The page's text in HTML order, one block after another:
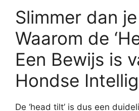
Slimmer dan
Waarom de
Een Bewijs is
Hondse
De ‘head tilt’ is dus een